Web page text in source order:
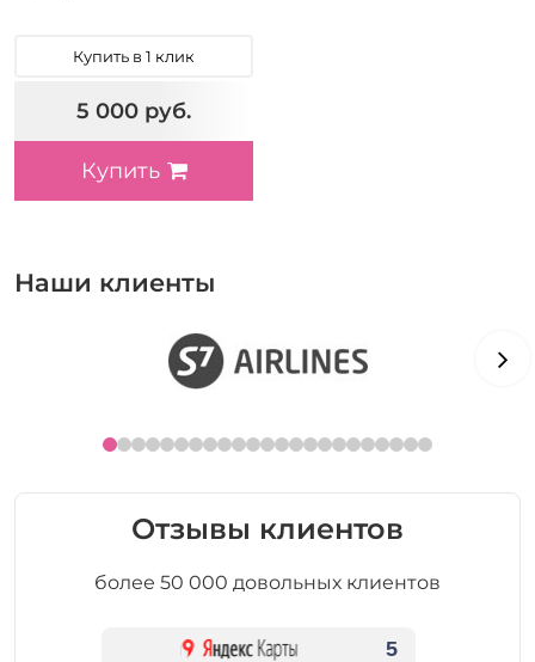
Купить в 1 клик
5 000 руб.
Купить
Наши клиенты
Отзывы клиентов
более 50 000 довольных клиентов
5